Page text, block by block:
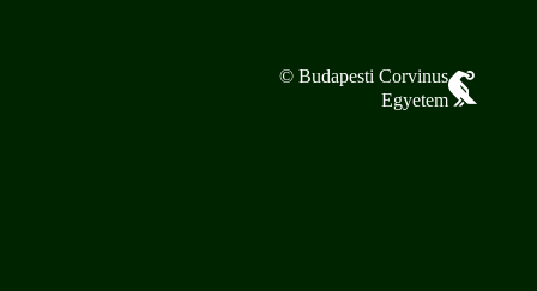
© Budapesti Corvinus
Egyetem